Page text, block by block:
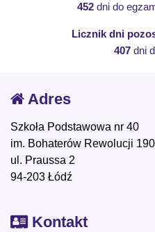
452 dni do
Licznik dni
407 dni
Adres
Szkoła Podstawowa nr 40
im. Bohaterów Rewolucji
ul. Praussa 2
94-203 Łódź
Kontakt